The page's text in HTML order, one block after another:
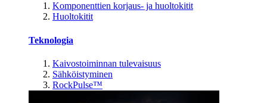
Komponenttien korjaus- ja huoltokitit
Huoltokitit
Teknologia
Kaivostoiminnan tulevaisuus
Sähköistyminen
RockPulse™